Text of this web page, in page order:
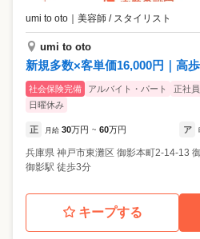
umi to oto 美容師 / スタイリスト
umi to oto
新規多数×客単価16,000円｜高
社会保険完備 アルバイト・パート 正社員
日曜休み
正 月給 30万円 ~ 60万円 ア
兵庫県 神戸市東灘区 御影本町2-14-13
御影駅 徒歩3分
キープする